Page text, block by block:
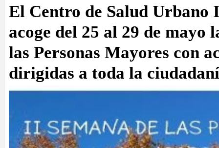
El Centro de Salud Urbano
acoge del 25 al 29 de mayo
las Personas Mayores con
dirigidas a toda la